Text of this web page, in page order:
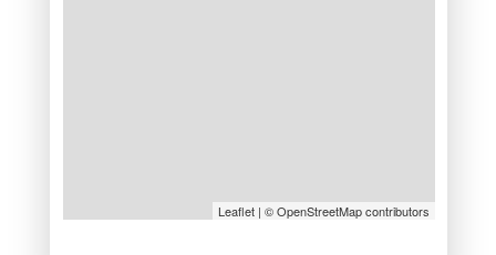
Leaflet| © OpenStreetMap contributors